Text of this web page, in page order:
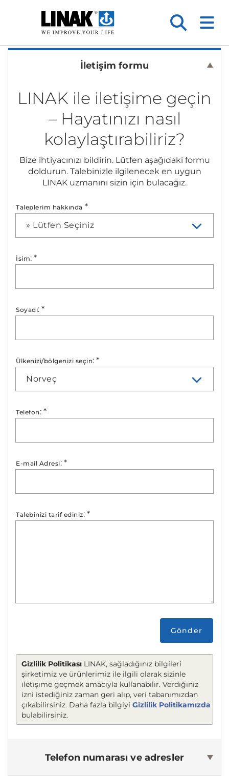
İletişim formu
LINAK ile iletişime geçin
– Hayatınızı nasıl
kolaylaştırabiliriz?
Bize ihtiyacınızı bildirin. Lütfen aşağıdaki formu
doldurun. Talebinizle ilgilenecek en uygun
LINAK uzmanını sizin için bulacağız.
Taleplerim hakkında *
» Lütfen Seçiniz
İsim: *
Soyadı: *
Ülkenizi/bölgenizi seçin: *
Norveç
Telefon: *
E-mail Adresi: *
Talebinizi tarif ediniz: *
Gönder
Gizlilik Politikası LINAK, sağladığınız bilgileri
şirketimiz ve ürünlerimiz ile ilgili olarak sizinle
iletişime geçmek amacıyla kullanabilir. Verdiğiniz
izni istediğiniz zaman geri alıp, veri tabanımızdan
çıkabilirsiniz. Daha fazla bilgiyi Gizlilik Politikamızda
bulabilirsiniz.
Telefon numarası ve adresler